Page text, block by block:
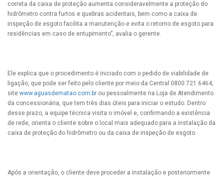
correta da caixa de proteção aumenta consideravelmente a proteção do
hidrômetro contra furtos e quebras acidentais, bem como a caixa de
inspeção de esgoto facilita a manutenção e evita o retorno de esgoto para
residências em caso de entupimento”, avalia o gerente.
Ele explica que o procedimento é iniciado com o pedido de viabilidade de
ligação, que pode ser feito pelo cliente por meio da Central 0800 721 6464,
site www.aguasdematao.com.br ou pessoalmente na Loja de Atendimento
da concessionária, que tem três dias úteis para iniciar o estudo. Dentro
desse prazo, a equipe técnica visita o imóvel e, confirmando a existência
de rede, orienta o cliente sobre o local mais adequado para a instalação da
caixa de proteção do hidrômetro ou da caixa de inspeção de esgoto.
Após a orientação, o cliente deve proceder a instalação e posteriormente